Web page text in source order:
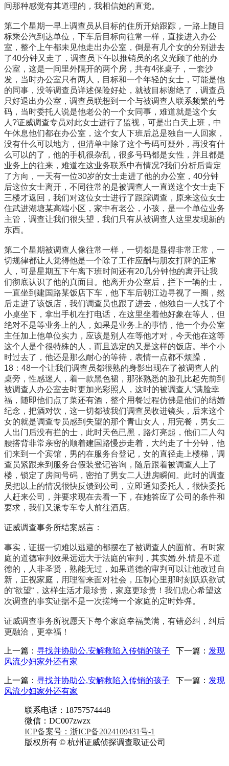
间那种感觉有其道理的，我相信她的直觉。
第二个星期一早上调查员从目标的住所开始跟踪，一路上随目
标乘公汽到达单位，下车后目标向往常一样，直接进入办公
室，整个上午都未见他走出办公室，倒是有几个女的分别进去
了40分钟又走了，调查员下午以推销员的名义光顾了他的办
公室，这是一间里外隔开的两个房，共有4张桌子，一套沙
发，当时办公室只有两人，目标和一个年轻的女士，可能是他
的同事，没等调查员详述保险好处，就被目标谢绝了，调查员
只好退出办公室，调查员联想到一个与被调查人联系频繁的号
码，当时委托人说是他老公的一个女同事，难道就是这个女
人?证威调查专员对此女士进行了监视，可是出白天上班，中
午休息他们都在办公室，这个女人下班后总是独自一人回家，
没有什么可以地方，但清单中除了这个号码可疑外，再没有什
么可以的了，他的手机很杂乱，很多号码都是女性，并且都是
业务上的往来，难道在这业务联系中有情况?我们分析后肯定
了方向，一天有一位30岁的女士走进了他的办公室，40分钟
后这位女士离开，不同往常的是被调查人一直送这个女士走下
三楼才返回，我们对这位女士进行了跟踪调查，原来这位女士
住武进湖塘某高端小区，家中有老公，小孩，是一个单位业务
主管，调查让我们很失望，我们只有从被调查人这里发现新的
东西。
第二个星期被调查人像往常一样，一切都是显得非常正常，一
切规律都让人觉得他是一个除了工作应酬与朋友打牌的正常
人，可是星期五下午离下班时间还有20几分钟他的离开让我
们彻底认识了他的真面目。他离开办公室后，拦下一辆的士，
一直坐到建国路某饭店下车，他下车后朝江边寻视了一圈，然
后走进了该饭店，我们调查员也跟了进去，他独自一人找了个
小桌坐下，拿出手机在打电话，在这里坐着他好象在等人，但
绝对不是等业务上的人，如果是业务上的事情，他一个办公室
主任加上他单位实力，应该是别人在等他才对，今天他在这等
这个人是个很特殊的人，而且选定的又是这样的饭店。半个小
时过去了，他还是那么耐心的等待，表情一点都不烦躁，
18：48一个让我们调查员都很熟的身影出现在了被调查人的
桌旁，性感迷人，着一款黑色裙，那张熟悉的脸孔比起先前到
被调查人办公室去时更加光彩照人，这时的被调查人“满脸幸
福，随即他们点了菜还有酒，整个用餐过程仿佛是他们的结婚
纪念，把酒对饮，这一切都被我们调查员收进镜头，后来这个
女的就是调查专员感到失望的那个青山女人，用完餐，男女二
人出门后没有拦的士，此时天色已黑，路灯亮起，他们二人勾
腰搭背非常亲密的顺着建国路慢步走着，大约走了十分钟，他
们来到一个宾馆，男的在服务台登记，女的直径走上楼梯，调
查员紧跟来到服务台假装登记咨询，随后跟着被调查人上了
楼，锁定了房间号码，密拍了男女二人进房瞬间。此时的调查
员把以上的情况很快反馈到公司，立即通知委托人，很快委托
人赶来公司，并要求现在去看一下，在她答应了公司的条件和
要求，我们又派专车专人前往酒店。
证威调查事务所结案感言：
事实，证据一切难以逃避的都摆在了被调查人的面前。有时家
庭的道德审判效果远远大于法庭的审判，其实婚.外.情是不道
德的，人非圣贤，熟能无过，如果道德的审判可以让他改过自
新，正视家庭，用理智来面对社会，压制心里那时刻跃跃欲试
的“欲望“，这样生活才最珍贵，家庭更珍贵！我们忠心希望这
次调查的事实证据不是一次搓垮一个家庭的定时炸弹。
证威调查事务所祝愿天下每个家庭幸福美满，有错必纠，纠后
更融洽，更幸福！
上一篇： 寻找并协助公.安解救陷入传销的孩子 下一篇： 发现
风流少妇家外还有家
上一篇： 寻找并协助公.安解救陷入传销的孩子 下一篇： 发现
风流少妇家外还有家
联系电话：18757574448
微信：DC007zwzx
ICP备案号：浙ICP备2024109431号-1
版权所有 © 杭州证威侦探调查取证公司